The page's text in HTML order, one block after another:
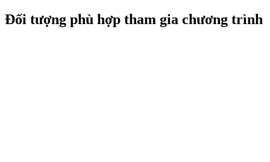
Đối tượng phù hợp tham gia chương trình